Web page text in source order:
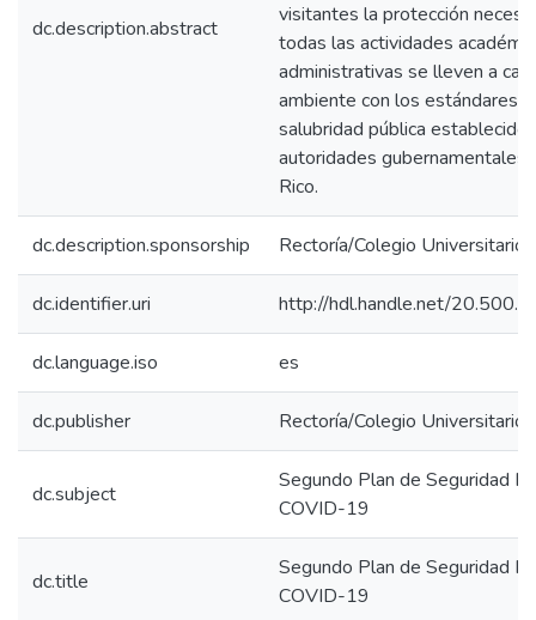
dc.description.abstract
visitantes la protección
todas las actividades
administrativas se lleven a
ambiente con los estándares
salubridad pública
autoridades gubernamentales
Rico.
dc.description.sponsorship Rectoría/Colegio Universitario
dc.identifier.uri http://hdl.handle.net/
dc.language.iso es
dc.publisher Rectoría/Colegio Universitario
dc.subject
Segundo Plan de Seguridad
COVID-19
dc.title
Segundo Plan de Seguridad
COVID-19